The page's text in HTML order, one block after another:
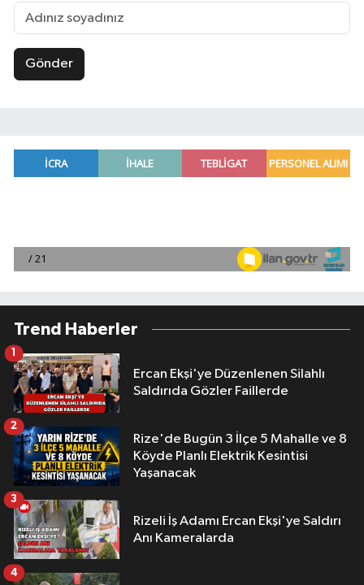
Gönder
Trend Haberler
Ercan Ekşi'ye Düzenlenen Silahlı
Saldırıda Gözler Faillerde
1
Rize'de Bugün 3 İlçe 5 Mahalle ve 8
Köyde Planlı Elektrik Kesintisi
Yaşanacak
2
Rizeli İş Adamı Ercan Ekşi'ye Saldırı
Anı Kameralarda
3
4